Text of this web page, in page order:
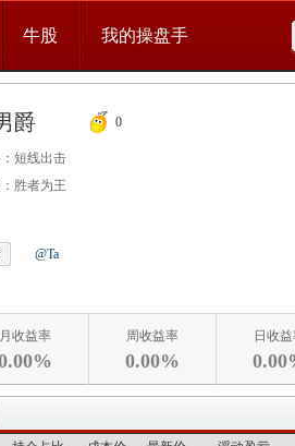
牛股 我的操盘手
爵 0
短线出击
胜者为王
@Ta
月收益率 周收益率
0.00%
日收